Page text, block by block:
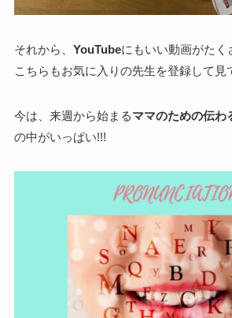
それから、 YouTubeにもいい動画がたく
こちらもお気に入りの先生を登録して見
今は、来週から始まるママのための伝わ
の中がいっぱい!!!